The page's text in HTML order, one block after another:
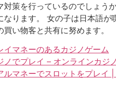
対策を行っているのでしょう
なります。 女の子は日本語
買い物客と共有に努めます。
イマネーのあるカジノゲーム
ノでプレイ – オンラインカジ
ルマネーでスロットをプレイ